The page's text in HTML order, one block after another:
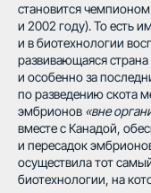
становится
и 2002 году). То есть
и в биотехнологии
развивающаяся
и особенно за
по разведению скота
эмбрионов «вне
вместе с Канадой,
и пересадок
осуществила тот
биотехнологии, на